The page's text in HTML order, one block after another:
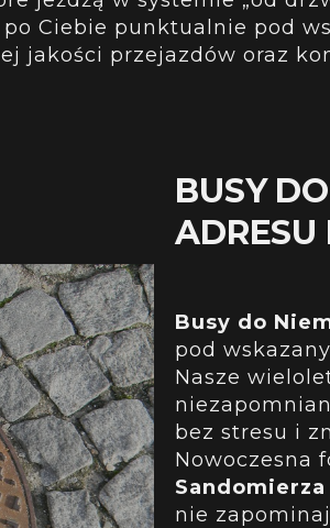
Ciebie punktualnie pod
jakości przejazdów oraz
BUSY
ADRESU
Busy do
pod
Nasze
bez stresu i
Nowoczesna
Sandomierza
nie